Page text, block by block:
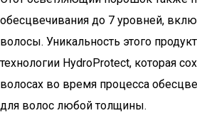
обесцвечивания до 7 уровней,
волосы. Уникальность этого
технологии HydroProtect, которая
волосах во время процесса
для волос любой толщины.